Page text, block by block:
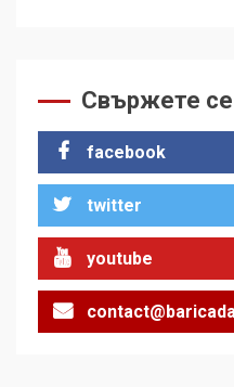
Свържете се
facebook
twitter
youtube